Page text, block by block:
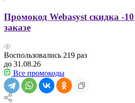
Промокод Webasyst скидка -
заказе
Воспользовались 219 раз
до 31.08.26
Все промокоды